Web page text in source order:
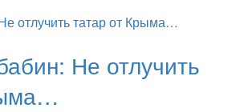
Не отлучить